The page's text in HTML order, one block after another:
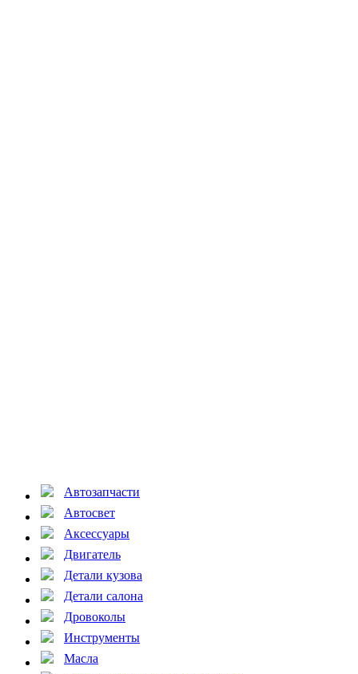
Автозапчасти
Автосвет
Аксессуары
Двигатель
Детали кузова
Детали салона
Дровоколы
Инструменты
Масла